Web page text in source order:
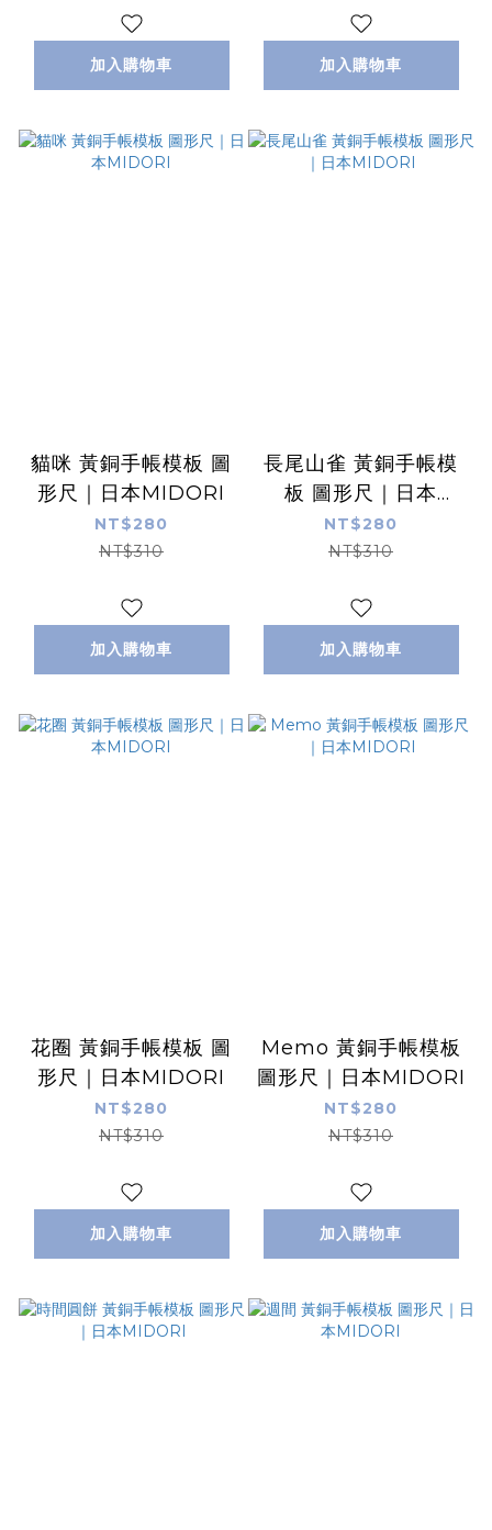
加入購物車 加入購物車
貓咪 黃銅手帳模板 圖
形尺｜日本MIDORI
NT$280
NT$310
加入購物車
長尾山雀 黃銅手帳模
板 圖形尺｜日本
MIDORI
NT$280
NT$310
加入購物車
花圈 黃銅手帳模板 圖
形尺｜日本MIDORI
NT$280
NT$310
加入購物車
Memo 黃銅手帳模板
圖形尺｜日本MIDORI
NT$280
NT$310
加入購物車